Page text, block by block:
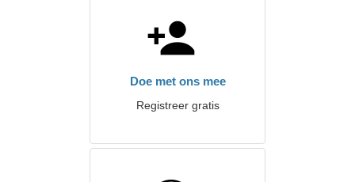
Doe met ons mee
Registreer gratis